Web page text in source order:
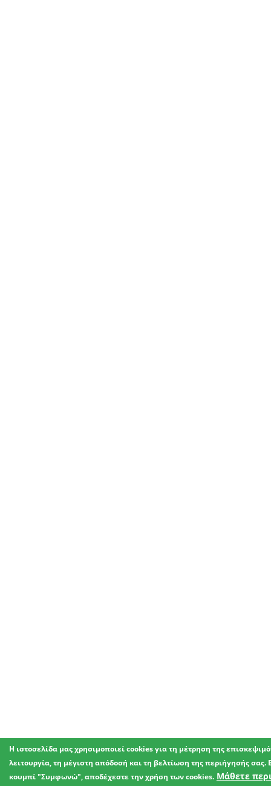
Η ιστοσελίδα μας χρησιμοποιεί cookies για τη μέτρηση της
λειτουργία, τη μέγιστη απόδοσή και τη βελτίωση της περιήγησής σας.
κουμπί "Συμφωνώ", αποδέχεστε την χρήση των cookies. Μάθετε